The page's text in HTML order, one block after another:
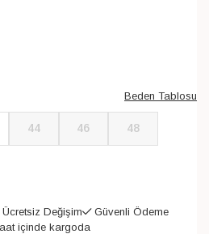
Beden Tablosu
44 46 48
Değişim
Güvenli Ödeme
içinde kargoda